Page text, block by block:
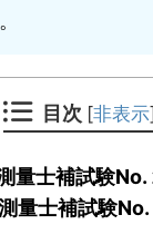
目次 [非表示
量士補試験
量士補試験No.